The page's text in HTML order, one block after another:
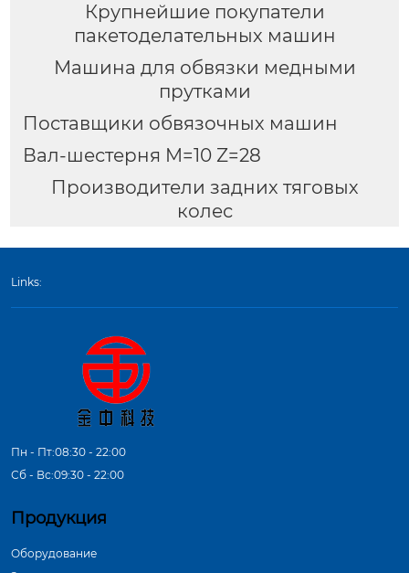
Крупнейшие покупатели
пакетоделательных машин
Машина для обвязки медными
прутками
Поставщики обвязочных машин
Вал-шестерня M=10 Z=28
Производители задних тяговых
колес
Links:
Пн - Пт:08:30 - 22:00
Сб - Вс:09:30 - 22:00
Продукция
Оборудование